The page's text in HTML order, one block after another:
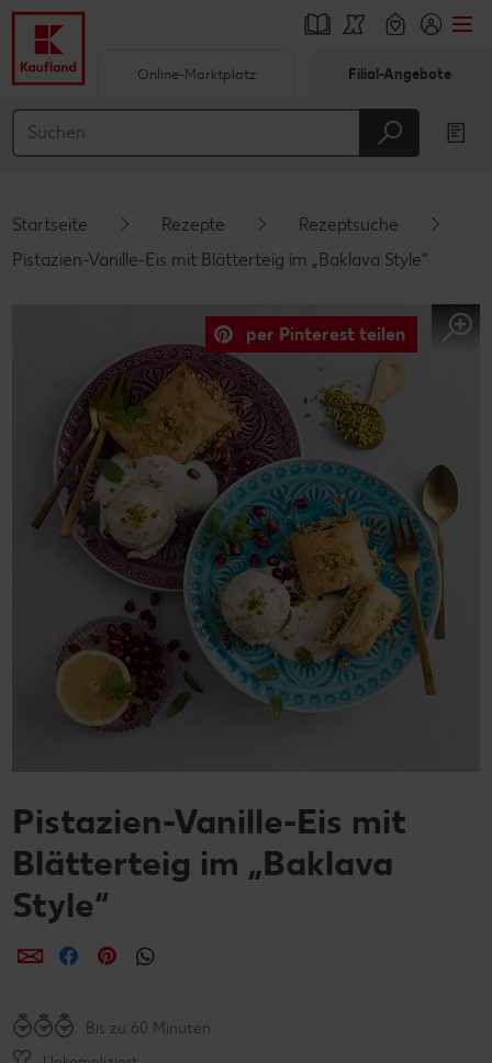
Hauptinhalt
Schwebender Seitenbereich
Online-Marktplatz Filial-Angebote
Startseite Rezepte
Rezeptsuche
Pistazien-Vanille-Eis mit Blätterteig im „Baklava Style“
per Pinterest teilen
Pistazien-Vanille-Eis mit
Blätterteig im „Baklava
Style“
per E-Mail teilen
per Facebook teilen
per Pinterest teilen
Bis zu 60 Minuten